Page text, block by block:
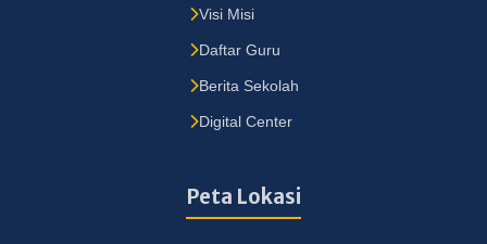
Visi Misi
Daftar Guru
Berita Sekolah
Digital Center
Peta Lokasi